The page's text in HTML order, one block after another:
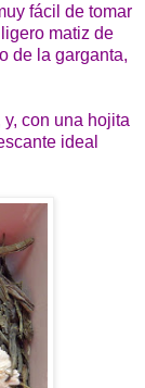
fácil de tomar
matiz de
de la garganta,
con una hojita
ideal